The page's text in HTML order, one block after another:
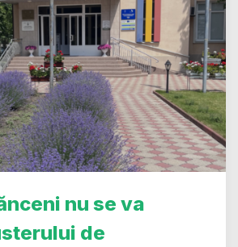
nu se va
de